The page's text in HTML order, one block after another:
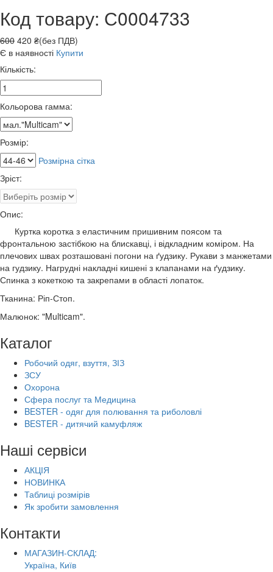
Код товару: С0004733
600 420 ₴(без ПДВ)
Є в наявності Купити
Кількість:
Кольорова гамма:
Розмір:
Розмірна сітка
Зріст:
Опис:
Куртка коротка з еластичним пришивним поясом та
фронтальною застібкою на блискавці, і відкладним коміром. На
плечових швах розташовані погони на ґудзику. Рукави з манжетами
на гудзику. Нагрудні накладні кишені з клапанами на ґудзику.
Спинка з кокеткою та закрепами в області лопаток.
Тканина: Ріп-Стоп.
Малюнок: "Multicam".
Каталог
Робочий одяг, взуття, ЗІЗ
ЗСУ
Охорона
Сфера послуг та Медицина
BESTER - одяг для полювання та риболовлі
BESTER - дитячий камуфляж
Наші сервіси
АКЦІЯ
НОВИНКА
Таблиці розмірів
Як зробити замовлення
Контакти
МАГАЗИН-СКЛАД:
Україна, Київ